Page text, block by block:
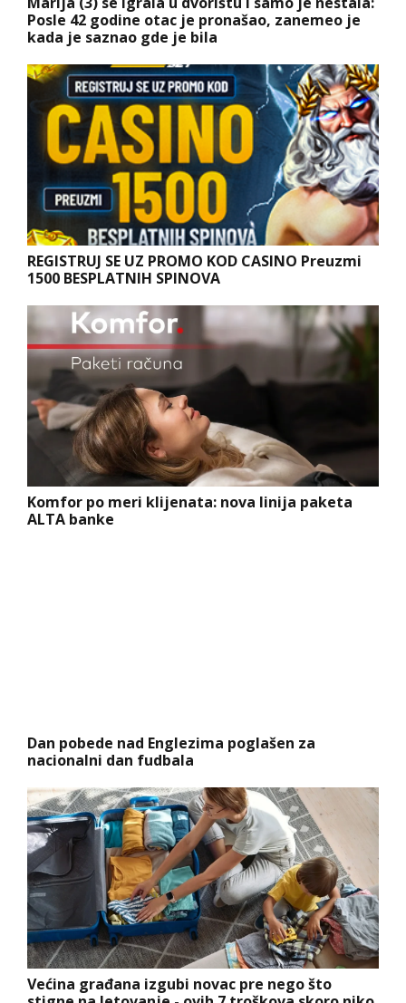
Posle 42 godine otac je pronašao, zanemeo je
kada je saznao gde je bila
REGISTRUJ SE UZ PROMO KOD CASINO Preuzmi
1500 BESPLATNIH SPINOVA
Komfor po meri klijenata: nova linija paketa
ALTA banke
Dan pobede nad Englezima poglašen za
nacionalni dan fudbala
Većina građana izgubi novac pre nego što